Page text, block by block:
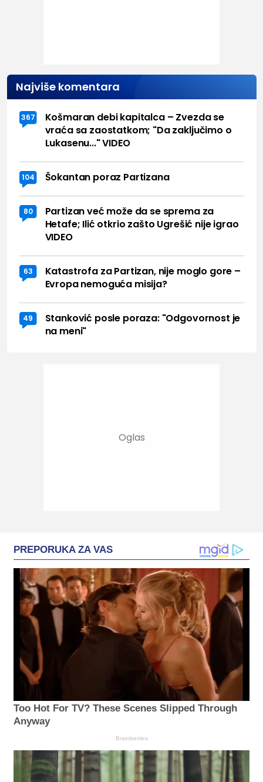
Najviše komentara
367
Košmaran debi kapitalca – Zvezda se
vraća sa zaostatkom; "Da zaključimo o
Lukasenu..." VIDEO
104 Šokantan poraz Partizana
80
Partizan već može da se sprema za
Hetafe; Ilić otkrio zašto Ugrešić nije igrao
VIDEO
63
Katastrofa za Partizan, nije moglo gore –
Evropa nemoguća misija?
49
Stanković posle poraza: "Odgovornost je
na meni"
PREPORUKA ZA VAS
Too Hot For TV? These Scenes Slipped Through
Anyway
Brainberries